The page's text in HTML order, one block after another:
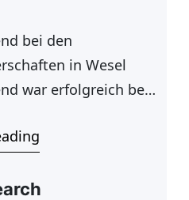
bei den
in Wesel
war erfolgreich bei
in Wesel. Sie
Platzierungen